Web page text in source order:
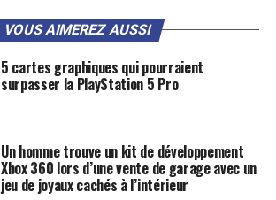
VOUS AIMEREZ AUSSI
5 cartes graphiques qui pourraient
surpasser la PlayStation 5 Pro
Un homme trouve un kit de développement
Xbox 360 lors d’une vente de garage avec un
jeu de joyaux cachés à l’intérieur